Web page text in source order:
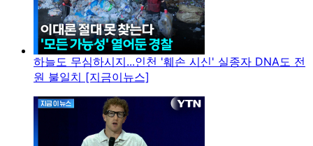
하늘도 무심하시지...인천 '훼손 시신' 실종자 DNA도 전
원 불일치 [지금이뉴스]